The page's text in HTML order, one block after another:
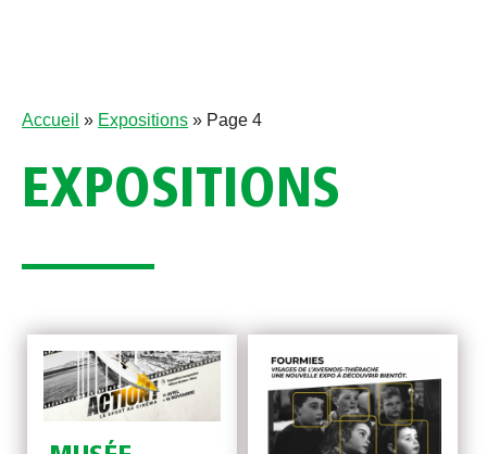
Accueil » Expositions » Page 4
EXPOSITIONS